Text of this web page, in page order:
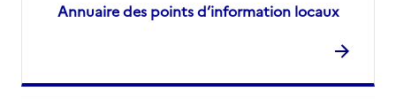
Annuaire des points d’information locaux